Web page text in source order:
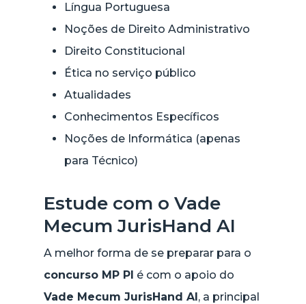
Língua Portuguesa
Noções de Direito Administrativo
Direito Constitucional
Ética no serviço público
Atualidades
Conhecimentos Específicos
Noções de Informática (apenas
para Técnico)
Estude com o Vade
Mecum JurisHand AI
A melhor forma de se preparar para o
concurso MP PI é com o apoio do
Vade Mecum JurisHand AI, a principal